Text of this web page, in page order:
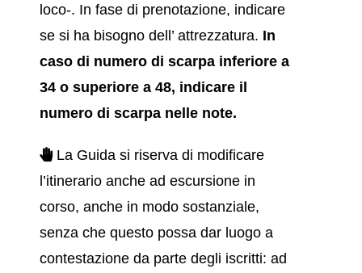
loco-. In fase di prenotazione, indicare
se si ha bisogno dell’ attrezzatura. In
caso di numero di scarpa inferiore a
34 o superiore a 48, indicare il
numero di scarpa nelle note.
La Guida si riserva di modificare
l’itinerario anche ad escursione in
corso, anche in modo sostanziale,
senza che questo possa dar luogo a
contestazione da parte degli iscritti: ad